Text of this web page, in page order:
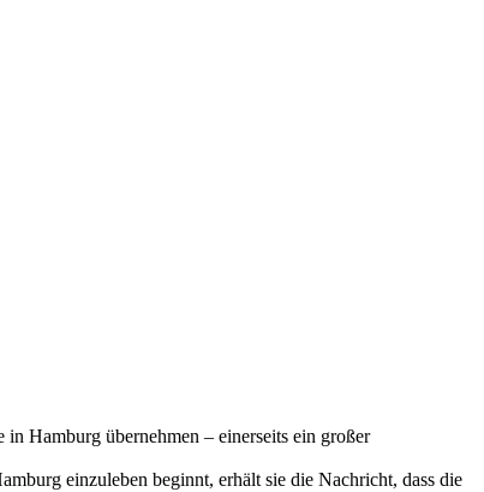
Hamburg übernehmen – einerseits ein großer
einzuleben beginnt, erhält sie die Nachricht, dass die